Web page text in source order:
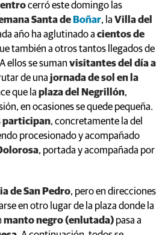
cerró este domingo las
Santa de Boñar, la Villa del
año ha aglutinado a cientos de
también a otros tantos llegados de
ellos se suman visitantes del día a
de una jornada de sol en la
que la plaza del Negrillón,
en ocasiones se quede pequeña.
participan, concretamente la del
procesionado y acompañado
, portada y acompañada por
de San Pedro, pero en direcciones
en otro lugar de la plaza donde la
manto negro (enlutada) pasa a